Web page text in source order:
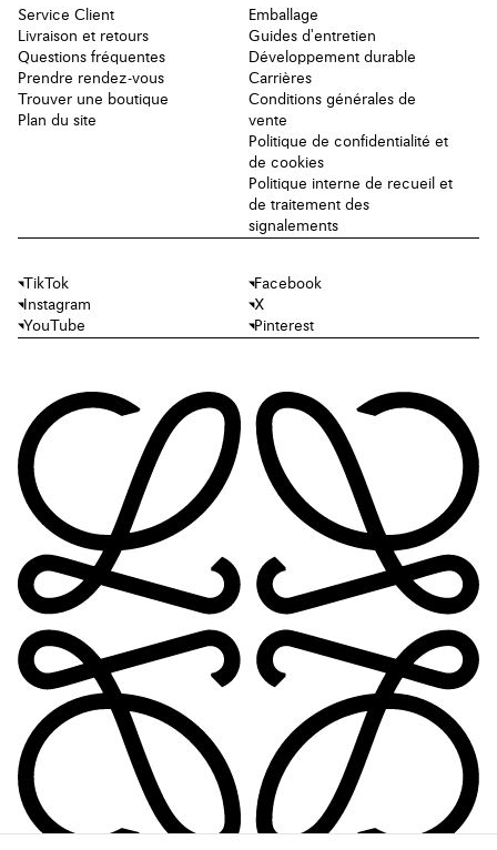
Service Client
Livraison et retours
Questions fréquentes
Prendre rendez-vous
Trouver une boutique
Plan du site
Emballage
Guides d'entretien
Développement durable
Carrières
Conditions générales de
vente
Politique de confidentialité et
de cookies
Politique interne de recueil et
de traitement des
signalements
TikTok
Facebook
Instagram
X
YouTube
Pinterest